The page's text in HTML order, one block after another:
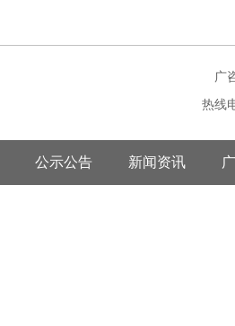
广
热线
公示公告 新闻资讯